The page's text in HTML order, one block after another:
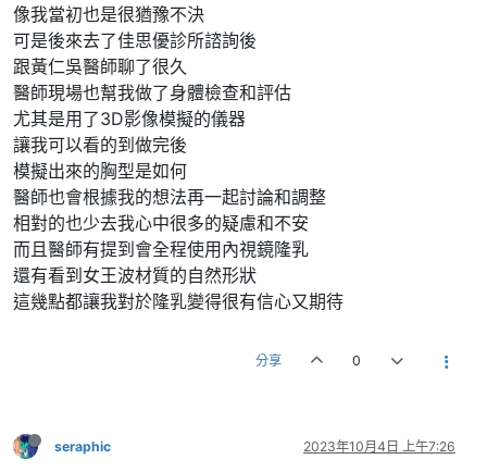
像我當初也是很猶豫不決
可是後來去了佳思優診所諮詢後
跟黃仁吳醫師聊了很久
醫師現場也幫我做了身體檢查和評估
尤其是用了3D影像模擬的儀器
讓我可以看的到做完後
模擬出來的胸型是如何
醫師也會根據我的想法再一起討論和調整
相對的也少去我心中很多的疑慮和不安
而且醫師有提到會全程使用內視鏡隆乳
還有看到女王波材質的自然形狀
這幾點都讓我對於隆乳變得很有信心又期待
分享 0
seraphic 2023年10月4日 上午7:26